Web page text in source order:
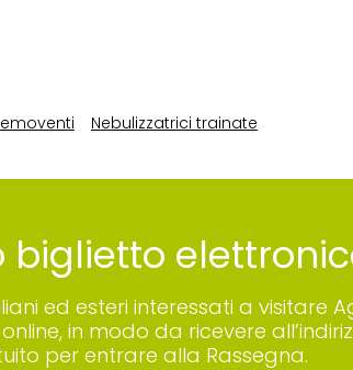
Nebulizzatrici trainate
biglietto
ed esteri interessati a visitare
in modo da ricevere
per entrare alla Rassegna.